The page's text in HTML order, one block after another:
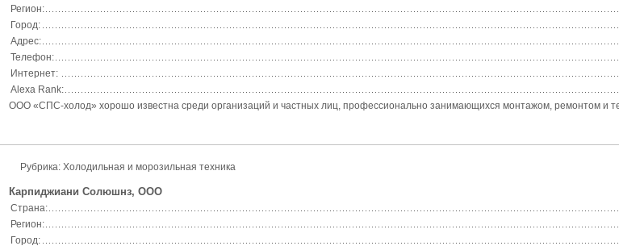
Регион:
Город:
Адрес:
Телефон:
Интернет:
Alexa Rank:
ООО «СПС-холод» хорошо известна среди организаций и частных лиц, профессионально занимающихся монтажом, ремонтом и
Рубрика: Холодильная и морозильная техника
Карпиджиани Солюшнз, ООО
Страна:
Регион:
Город: